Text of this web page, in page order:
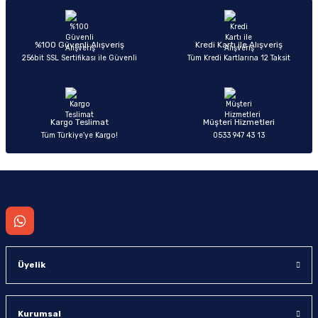
Ürün açıklamasında eksik bilgiler bulunuyor.
Ürün bilgilerinde hatalar bulunuyor.
Ürün fiyatı diğer sitelerden daha pahalı.
%100 Güvenli Alışveriş
256bit SSL Sertifikası ile Güvenli
Kredi Kartı ile Alışveriş
Tüm Kredi Kartlarına 12 Taksit
Kargo Teslimat
Tüm Türkiye’ye Kargo!
Müşteri Hizmetleri
0533 947 43 13
Üyelik
Kurumsal